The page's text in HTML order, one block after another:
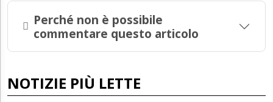
Perché non è possibile
commentare questo articolo
NOTIZIE PIÙ LETTE